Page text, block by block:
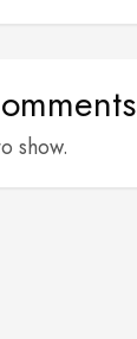
show.